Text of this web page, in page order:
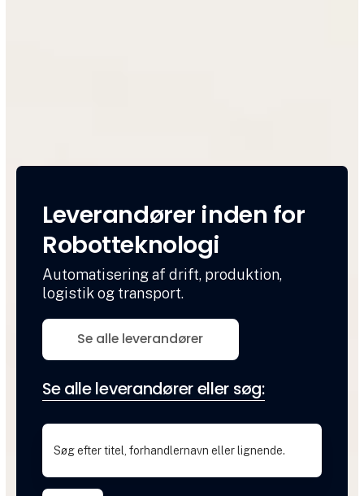
Leverandører inden for
Robotteknologi
Automatisering af drift, produktion,
logistik og transport.
Se alle leverandører
Se alle leverandører eller søg: